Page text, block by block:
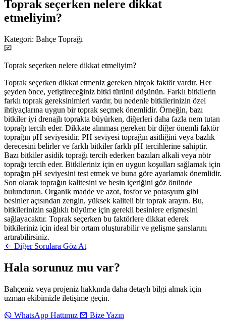
Toprak seçerken nelere dikkat
etmeliyim?
Kategori: Bahçe Toprağı
Toprak seçerken nelere dikkat etmeliyim?
Toprak seçerken dikkat etmeniz gereken birçok faktör vardır. Her
şeyden önce, yetiştireceğiniz bitki türünü düşünün. Farklı bitkilerin
farklı toprak gereksinimleri vardır, bu nedenle bitkilerinizin özel
ihtiyaçlarına uygun bir toprak seçmek önemlidir. Örneğin, bazı
bitkiler iyi drenajlı toprakta büyürken, diğerleri daha fazla nem tutan
toprağı tercih eder. Dikkate alınması gereken bir diğer önemli faktör
toprağın pH seviyesidir. PH seviyesi toprağın asitliğini veya bazlık
derecesini belirler ve farklı bitkiler farklı pH tercihlerine sahiptir.
Bazı bitkiler asidik toprağı tercih ederken bazıları alkali veya nötr
toprağı tercih eder. Bitkileriniz için en uygun koşulları sağlamak için
toprağın pH seviyesini test etmek ve buna göre ayarlamak önemlidir.
Son olarak toprağın kalitesini ve besin içeriğini göz önünde
bulundurun. Organik madde ve azot, fosfor ve potasyum gibi
besinler açısından zengin, yüksek kaliteli bir toprak arayın. Bu,
bitkilerinizin sağlıklı büyüme için gerekli besinlere erişmesini
sağlayacaktır. Toprak seçerken bu faktörlere dikkat ederek
bitkileriniz için ideal bir ortam oluşturabilir ve gelişme şanslarını
artırabilirsiniz.
Diğer Sorulara Göz At
Hala sorunuz mu var?
Bahçeniz veya projeniz hakkında daha detaylı bilgi almak için
uzman ekibimizle iletişime geçin.
WhatsApp Hattımız
Bize Yazın